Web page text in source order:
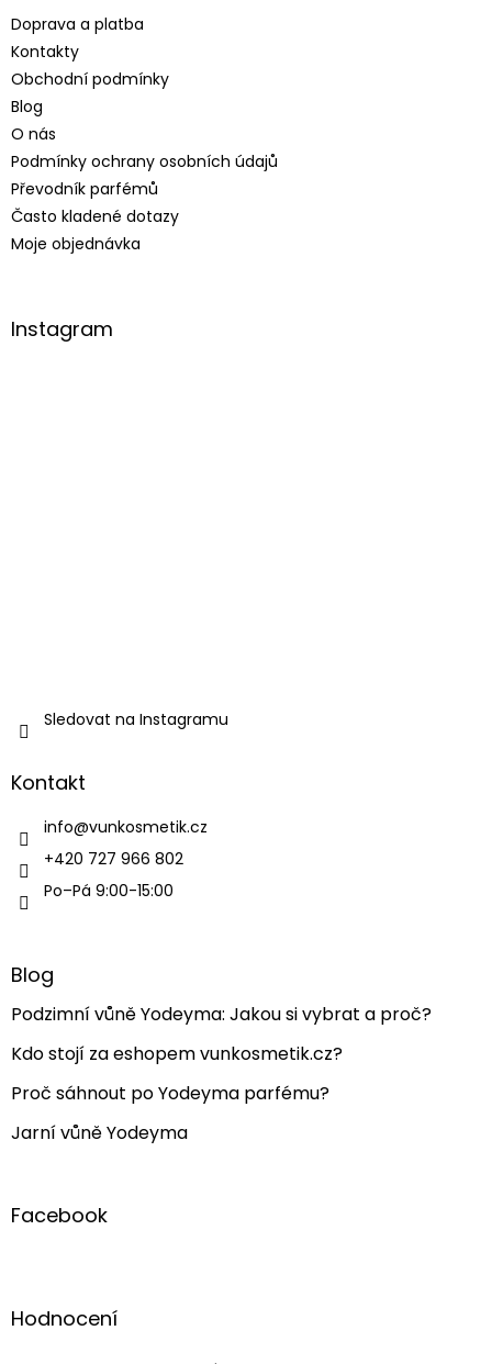
Doprava a platba
Kontakty
Obchodní podmínky
Blog
O nás
Podmínky ochrany osobních údajů
Převodník parfémů
Často kladené dotazy
Moje objednávka
Instagram
Sledovat na Instagramu
Kontakt
info@vunkosmetik.cz
+420 727 966 802
Po–Pá 9:00-15:00
Blog
Podzimní vůně Yodeyma: Jakou si vybrat a proč?
Kdo stojí za eshopem vunkosmetik.cz?
Proč sáhnout po Yodeyma parfému?
Jarní vůně Yodeyma
Facebook
Hodnocení